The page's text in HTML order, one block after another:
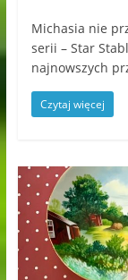
Michasia nie
serii – Star
najnowszych
Czytaj więcej